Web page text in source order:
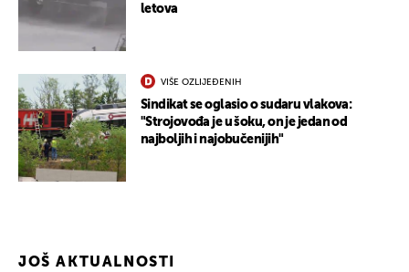
letova
VIŠE OZLIJEĐENIH
Sindikat se oglasio o sudaru vlakova:
"Strojovođa je u šoku, on je jedan od
najboljih i najobučenijih"
JOŠ AKTUALNOSTI